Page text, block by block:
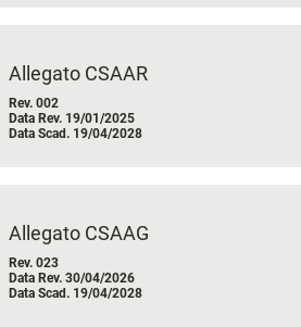
Allegato CSAAR
Rev. 002
Data Rev. 19/01/2025
Data Scad. 19/04/2028
Allegato CSAAG
Rev. 023
Data Rev. 30/04/2026
Data Scad. 19/04/2028